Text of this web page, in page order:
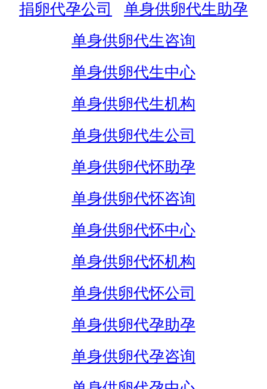
捐卵代孕公司
单身供卵代生助孕
单身供卵代生咨询
单身供卵代生中心
单身供卵代生机构
单身供卵代生公司
单身供卵代怀助孕
单身供卵代怀咨询
单身供卵代怀中心
单身供卵代怀机构
单身供卵代怀公司
单身供卵代孕助孕
单身供卵代孕咨询